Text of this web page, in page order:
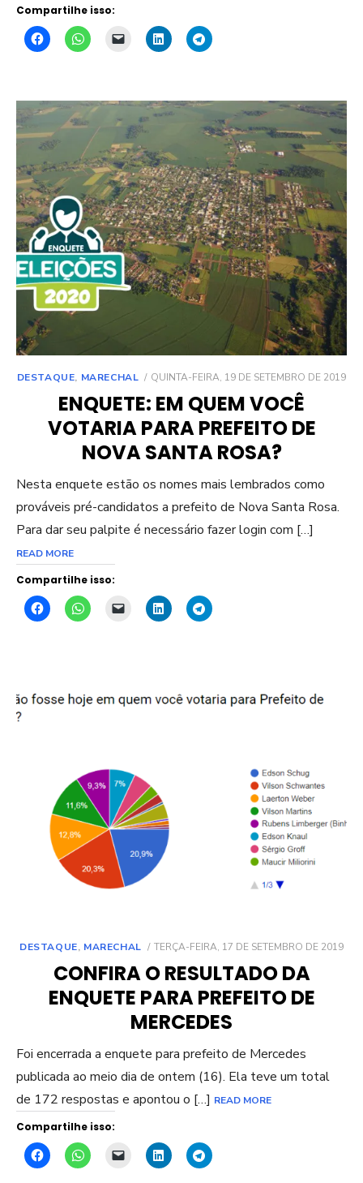
Compartilhe isso:
DESTAQUE, MARECHAL
POSTED
QUINTA-FEIRA, 19 DE SETEMBRO DE 2019
ENQUETE: EM QUEM VOCÊ
VOTARIA PARA PREFEITO DE
NOVA SANTA ROSA?
Nesta enquete estão os nomes mais lembrados como
prováveis pré-candidatos a prefeito de Nova Santa Rosa.
Para dar seu palpite é necessário fazer login com […]
READ MORE
Compartilhe isso:
DESTAQUE, MARECHAL
POSTED
TERÇA-FEIRA, 17 DE SETEMBRO DE 2019
CONFIRA O RESULTADO DA
ENQUETE PARA PREFEITO DE
MERCEDES
Foi encerrada a enquete para prefeito de Mercedes
publicada ao meio dia de ontem (16). Ela teve um total
de 172 respostas e apontou o […] READ MORE
Compartilhe isso: